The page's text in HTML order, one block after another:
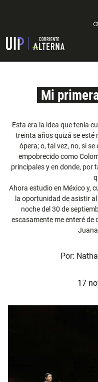
Mi
Esta era la idea que tenía
treinta años quizá se esté
ópera; o, tal vez, no, si
empobrecido como
principales y en donde, por
Ahora estudio en México y,
la oportunidad de asistir
noche del 30 de
escasamente me enteré de
Por:
17